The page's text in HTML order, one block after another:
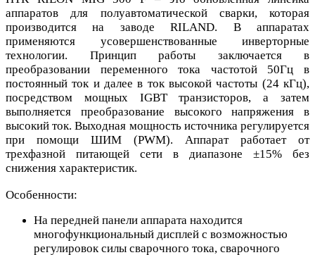
аппаратов для полуавтоматической сварки, которая
производится на заводе RILAND. В аппаратах
применяются усовершенствованные инверторные
технологии. Принцип рабо­ты заключается в
преобразовании переменного тока частотой 50Гц в
постоянный ток и далее в ток высокой частоты (24 кГц),
посредством мощных IGBT транзисторов, а затем
выполняется преобразование высокого напряжения в
высокий ток. Выходная мощность источника регулируется
при помощи ШИМ (PWM). Аппарат работает от
трехфазной питающей сети в диапазоне ±15% без
снижения характеристик.
Особенности:
На передней панели аппарата находится
многофункциональный дисплей с возможностью
регулировок силы сварочного тока, сварочного